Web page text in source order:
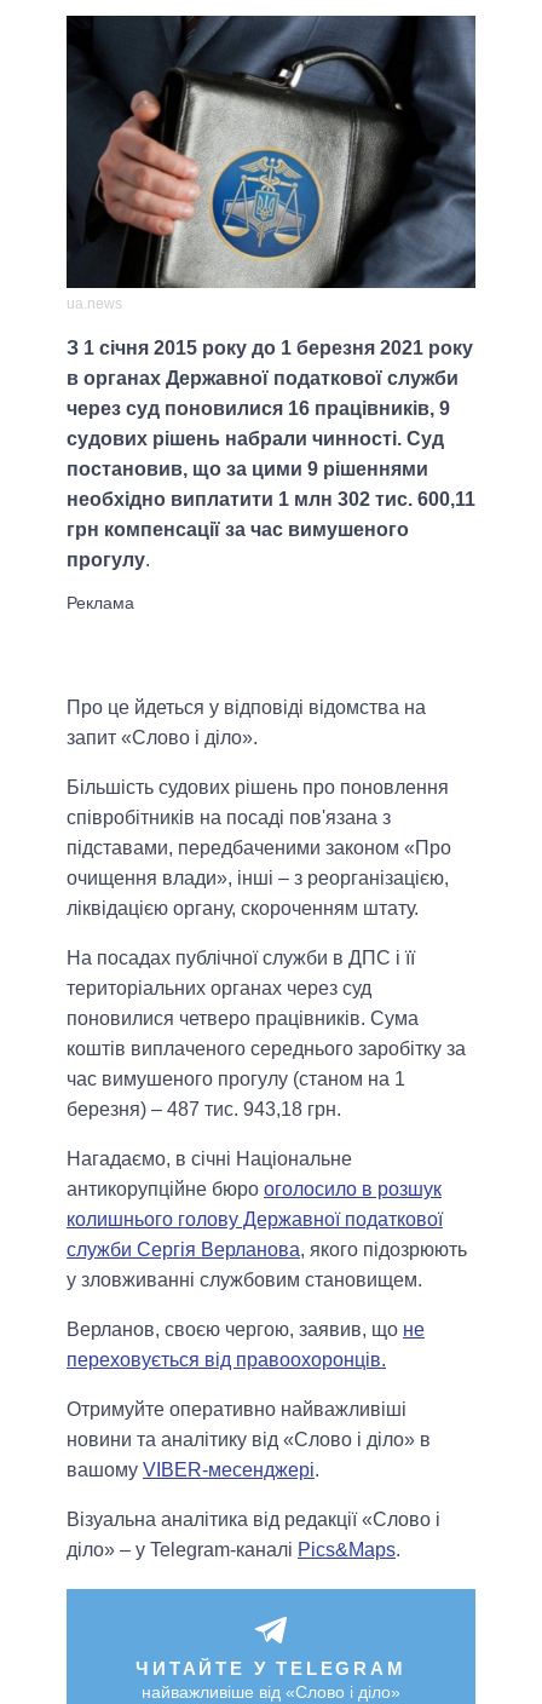
ua.news
З 1 січня 2015 року до 1 березня 2021 року
в органах Державної податкової служби
через суд поновилися 16 працівників, 9
судових рішень набрали чинності. Суд
постановив, що за цими 9 рішеннями
необхідно виплатити 1 млн 302 тис. 600,11
грн компенсації за час вимушеного
прогулу.
Про це йдеться у відповіді відомства на
запит «Слово і діло».
Більшість судових рішень про поновлення
співробітників на посаді пов'язана з
підставами, передбаченими законом «Про
очищення влади», інші – з реорганізацією,
ліквідацією органу, скороченням штату.
На посадах публічної служби в ДПС і її
територіальних органах через суд
поновилися четверо працівників. Сума
коштів виплаченого середнього заробітку за
час вимушеного прогулу (станом на 1
березня) – 487 тис. 943,18 грн.
Нагадаємо, в січні Національне
антикорупційне бюро оголосило в розшук
колишнього голову Державної податкової
служби Сергія Верланова, якого підозрюють
у зловживанні службовим становищем.
Верланов, своєю чергою, заявив, що не
переховується від правоохоронців.
Отримуйте оперативно найважливіші
новини та аналітику від «Слово і діло» в
вашому VIBER-месенджері.
Візуальна аналітика від редакції «Слово і
діло» – у Telegram-каналі Pics&Maps.
ЧИТАЙТЕ У TELEGRAM
найважливіше від «Слово і діло»